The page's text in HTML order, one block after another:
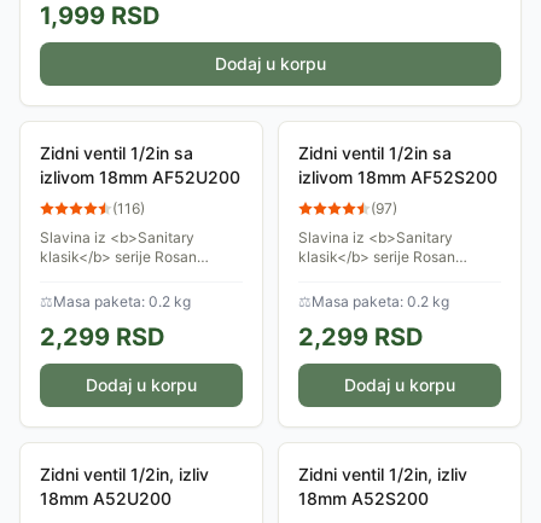
1,999 RSD
Dodaj u korpu
Zidni ventil 1/2in sa
izlivom 18mm AF52U200
(116)
Slavina iz <b>Sanitary
klasik</b> serije Rosan
kućnu upotrebu, gde postoji
samo jedan dovod vode,
hladne ili tople.
⚖Masa paketa: 0.2 kg
2,299 RSD
Dodaj u korpu
Zidni ventil 1/2in sa
izlivom 18mm AF52S200
(97)
Slavina iz <b>Sanitary
klasik</b> serije Rosan
kućnu upotrebu, gde postoji
samo jedan dovod vode,
hladne ili tople.
⚖Masa paketa: 0.2 kg
2,299 RSD
Dodaj u korpu
Zidni ventil 1/2in, izliv
18mm A52U200
Zidni ventil 1/2in, izliv
18mm A52S200